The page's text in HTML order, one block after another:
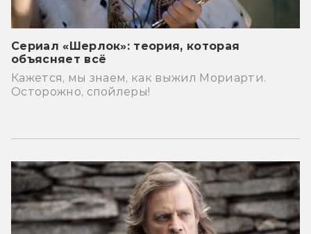
Сериал «Шерлок»: теория, которая
объясняет всё
Кажется, мы знаем, как выжил Мориарти.
Осторожно, спойлеры!